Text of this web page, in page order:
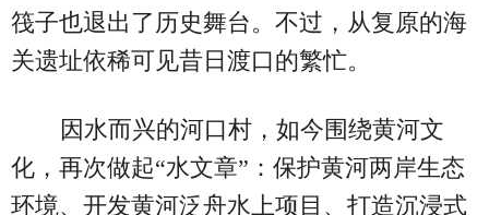
筏子也退出了历史舞台。不过，从复原的海
关遗址依稀可见昔日渡口的繁忙。
因水而兴的河口村，如今围绕黄河文
化，再次做起“水文章”：保护黄河两岸生态
环境、开发黄河泛舟水上项目、打造沉浸式